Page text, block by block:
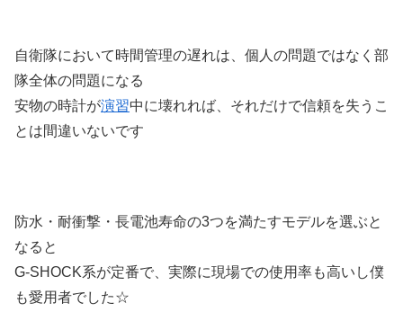
自衛隊において時間管理の遅れは、個人の問題ではなく部
隊全体の問題になる
安物の時計が演習中に壊れれば、それだけで信頼を失うこ
とは間違いないです
防水・耐衝撃・長電池寿命の3つを満たすモデルを選ぶと
なると
G-SHOCK系が定番で、実際に現場での使用率も高いし僕
も愛用者でした☆